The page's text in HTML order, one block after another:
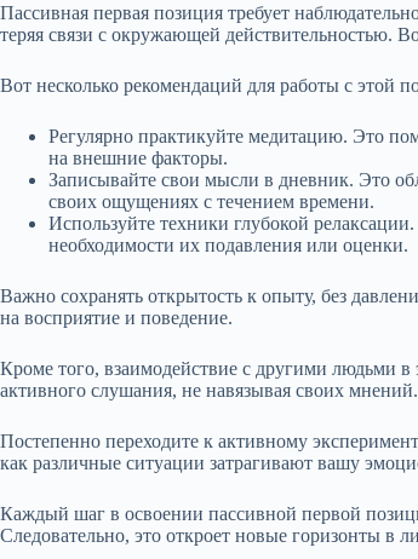
Пассивная первая позиция требует
теряя связи с окружающей действительностью.
Вот несколько рекомендаций для работы с этой
Регулярно практикуйте медитацию. Это
на внешние факторы.
Записывайте свои мысли в дневник. Это
своих ощущениях с течением времени.
Используйте техники глубокой
необходимости их подавления или оценки.
Важно сохранять открытость к опыту, без
на восприятие и поведение.
Кроме того, взаимодействие с другими людьми в
активного слушания, не навязывая своих
Постепенно переходите к активному
как различные ситуации затрагивают вашу
Каждый шаг в освоении пассивной первой
Следовательно, это откроет новые горизонты в